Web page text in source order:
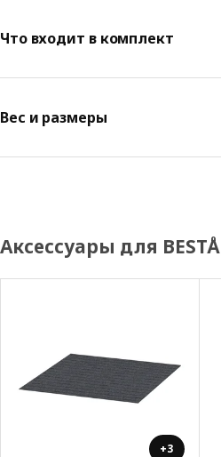
Что входит в комплект
Вес и размеры
Аксессуары для BESTÅ
+3